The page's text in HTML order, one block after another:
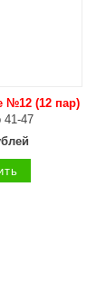
№12 (12 пар)
41-47